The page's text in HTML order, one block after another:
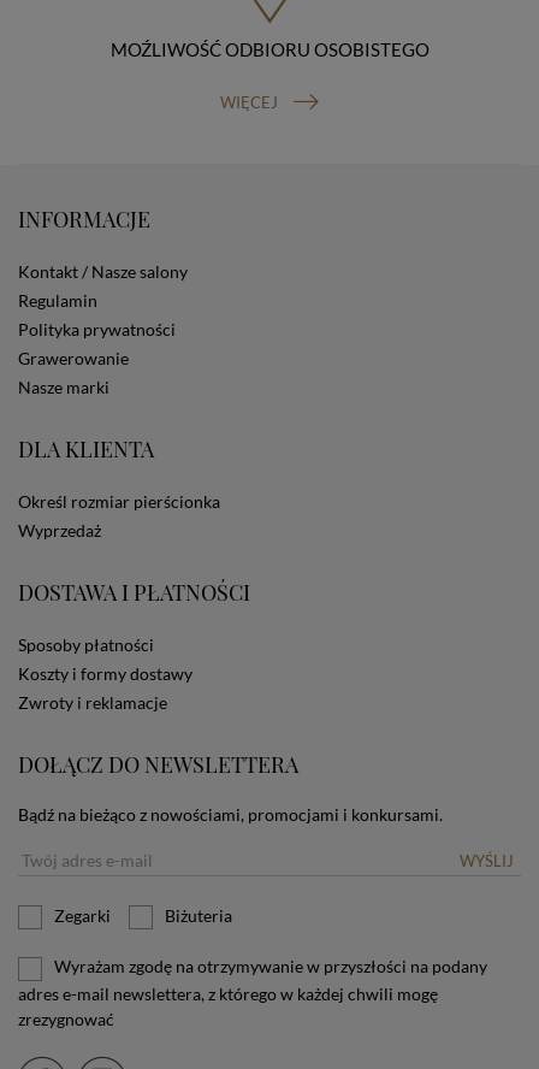
Osobowych, ul. Stawki 2, 00-193 Warszawa) oraz
prawo do cofnięcia zgody na przetwarzanie danych
osobowych (masz prawo cofnięcia zgody na
cofnięcie zgody nie ma wpływu na zgodność z prawem
Podanie przez Ciebie danych jest dobrowolne. Jeżeli
zawartości naszej strony
Zautomatyzowane podejmowanie decyzji
Stosowane są one w celach zapewnienia maksymalnej
wygody wszystkich użytkowników (w tym Kupujących)
przy korzystaniu ze Sklepu (zapamiętywanie
statystycznych, także przez inne portale, w tym
ze Sklepu bez zmiany ustawień w przeglądarce
dotyczących cookies oznacza, że będą one
zamieszczane w urządzeniu końcowym każdego
stosowanie plików cookies powinien zmienić
informacji o plikach cookies.
MOŹLIWOŚĆ ODBIORU OSOBISTEGO
WIĘCEJ
INFORMACJE
Kontakt / Nasze salony
Regulamin
Polityka prywatności
Grawerowanie
Nasze marki
DLA KLIENTA
Określ rozmiar pierścionka
Wyprzedaż
DOSTAWA I PŁATNOŚCI
Sposoby płatności
Koszty i formy dostawy
Zwroty i reklamacje
DOŁĄCZ DO NEWSLETTERA
Bądź na bieżąco z nowościami, promocjami i konkursami.
WYŚLIJ
Zegarki Biżuteria
Wyrażam zgodę na otrzymywanie w przyszłości na podany
adres e-mail newslettera, z którego w każdej chwili mogę
zrezygnować